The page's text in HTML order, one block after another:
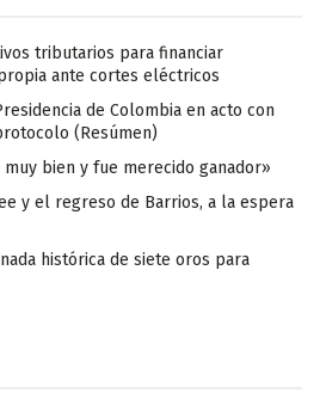
tributarios para financiar
ante cortes eléctricos
de Colombia en acto con
(Resúmen)
muy bien y fue merecido ganador»
y el regreso de Barrios, a la espera
histórica de siete oros para